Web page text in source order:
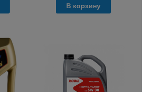
В корзину